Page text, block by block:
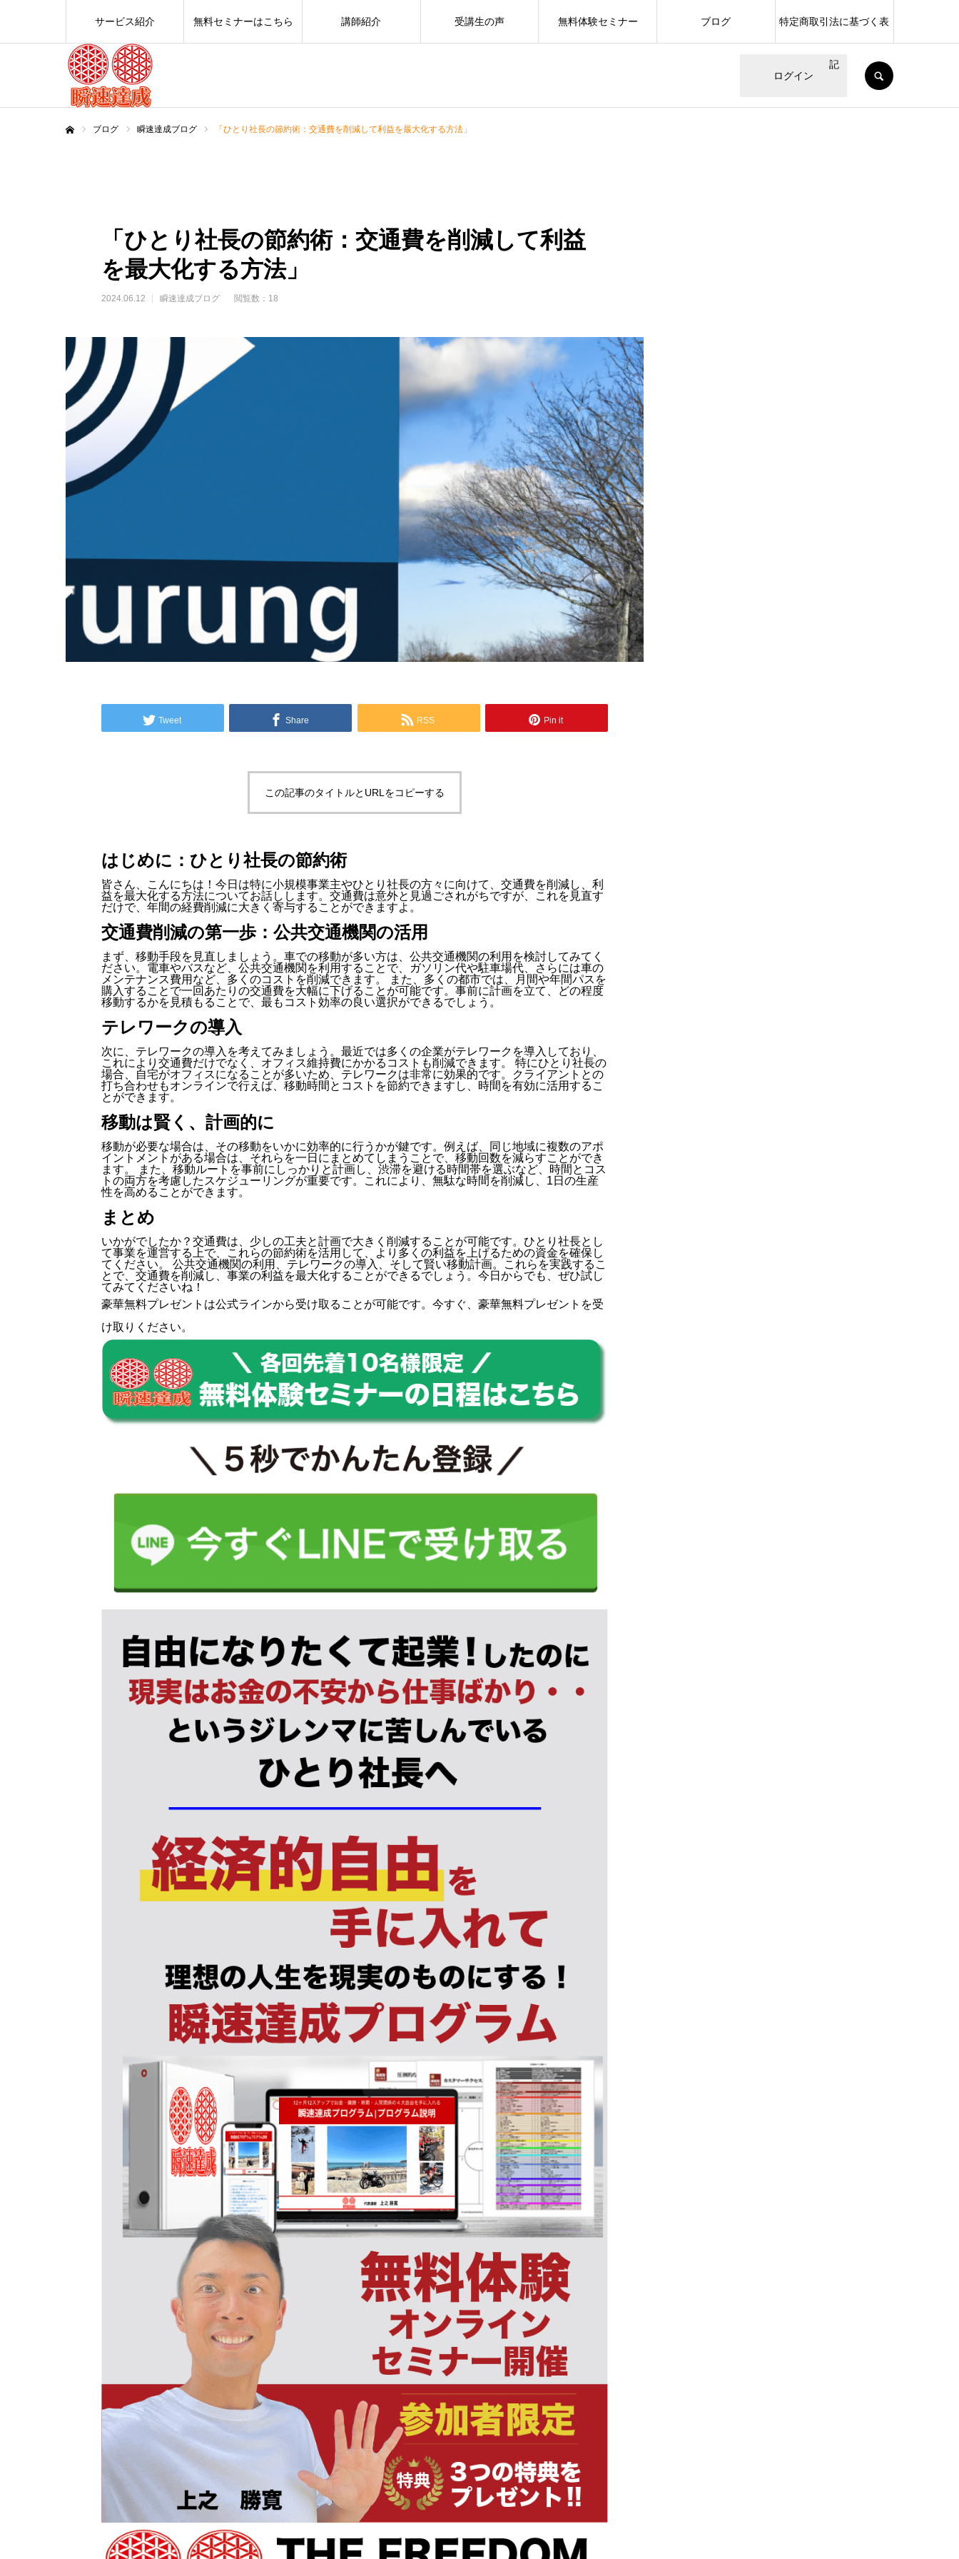
ログイン
サービス紹介 無料セミナーはこちら 講師紹介 受講生の声 無料体験セミナー ブログ 特定商取引法に基づく表
記
ブログ 瞬速達成ブログ 「ひとり社長の節約術：交通費を削減して利益を最大化する方法」
「ひとり社長の節約術：交通費を削減して利益
を最大化する方法」
2024.06.12 瞬速達成ブログ 閲覧数：18
Tweet Share RSS Pin it
この記事のタイトルとURLをコピーする
はじめに：ひとり社長の節約術
皆さん、こんにちは！今日は特に小規模事業主やひとり社長の方々に向けて、交通費を削減し、利
益を最大化する方法についてお話しします。交通費は意外と見過ごされがちですが、これを見直す
だけで、年間の経費削減に大きく寄与することができますよ。
交通費削減の第一歩：公共交通機関の活用
まず、移動手段を見直しましょう。車での移動が多い方は、公共交通機関の利用を検討してみてく
ださい。電車やバスなど、公共交通機関を利用することで、ガソリン代や駐車場代、さらには車の
メンテナンス費用など、多くのコストを削減できます。 また、多くの都市では、月間や年間パスを
購入することで一回あたりの交通費を大幅に下げることが可能です。事前に計画を立て、どの程度
移動するかを見積もることで、最もコスト効率の良い選択ができるでしょう。
テレワークの導入
次に、テレワークの導入を考えてみましょう。最近では多くの企業がテレワークを導入しており、
これにより交通費だけでなく、オフィス維持費にかかるコストも削減できます。 特にひとり社長の
場合、自宅がオフィスになることが多いため、テレワークは非常に効果的です。クライアントとの
打ち合わせもオンラインで行えば、移動時間とコストを節約できますし、時間を有効に活用するこ
とができます。
移動は賢く、計画的に
移動が必要な場合は、その移動をいかに効率的に行うかが鍵です。例えば、同じ地域に複数のアポ
イントメントがある場合は、それらを一日にまとめてしまうことで、移動回数を減らすことができ
ます。 また、移動ルートを事前にしっかりと計画し、渋滞を避ける時間帯を選ぶなど、時間とコス
トの両方を考慮したスケジューリングが重要です。これにより、無駄な時間を削減し、1日の生産
性を高めることができます。
まとめ
いかがでしたか？交通費は、少しの工夫と計画で大きく削減することが可能です。ひとり社長とし
て事業を運営する上で、これらの節約術を活用して、より多くの利益を上げるための資金を確保し
てください。 公共交通機関の利用、テレワークの導入、そして賢い移動計画。これらを実践するこ
とで、交通費を削減し、事業の利益を最大化することができるでしょう。今日からでも、ぜひ試し
てみてくださいね！
豪華無料プレゼントは公式ラインから受け取ることが可能です。今すぐ、豪華無料プレゼントを受
け取りください。